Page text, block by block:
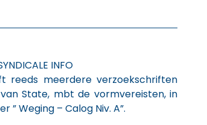
INFO
reeds meerdere verzoekschriften
State, mbt de vormvereisten, in
” Weging – Calog Niv. A”.